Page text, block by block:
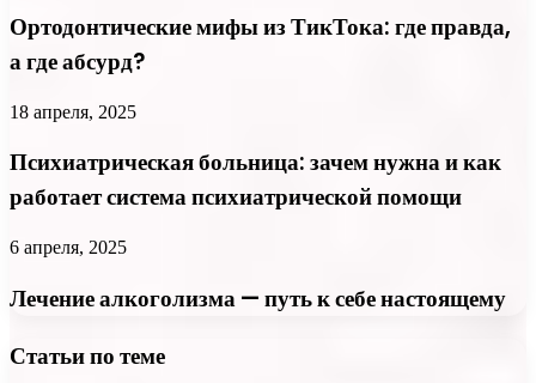
Ортодонтические мифы из ТикТока: где правда,
а где абсурд?
18 апреля, 2025
Психиатрическая больница: зачем нужна и как
работает система психиатрической помощи
6 апреля, 2025
Лечение алкоголизма — путь к себе настоящему
Статьи по теме